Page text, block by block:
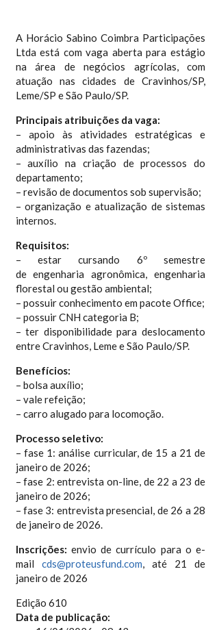
A Horácio Sabino Coimbra Participações
Ltda está com vaga aberta para estágio
na área de negócios agrícolas, com
atuação nas cidades de Cravinhos/SP,
Leme/SP e São Paulo/SP.
Principais atribuições da vaga:
– apoio às atividades estratégicas e
administrativas das fazendas;
– auxílio na criação de processos do
departamento;
– revisão de documentos sob supervisão;
– organização e atualização de sistemas
internos.
Requisitos:
– estar cursando 6º semestre
de engenharia agronômica, engenharia
florestal ou gestão ambiental;
– possuir conhecimento em pacote Office;
– possuir CNH categoria B;
– ter disponibilidade para deslocamento
entre Cravinhos, Leme e São Paulo/SP.
Benefícios:
– bolsa auxílio;
– vale refeição;
– carro alugado para locomoção.
Processo seletivo:
– fase 1: análise curricular, de 15 a 21 de
janeiro de 2026;
– fase 2: entrevista on-line, de 22 a 23 de
janeiro de 2026;
– fase 3: entrevista presencial, de 26 a 28
de janeiro de 2026.
Inscrições: envio de currículo para o e-
mail cds@proteusfund.com, até 21 de
janeiro de 2026
Edição 610
Data de publicação: